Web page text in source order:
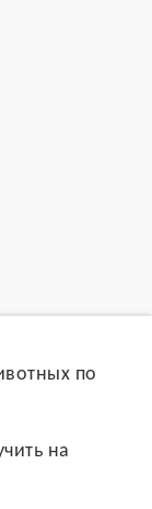
по
на